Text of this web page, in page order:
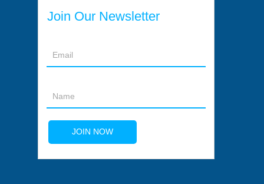
Join Our Newsletter